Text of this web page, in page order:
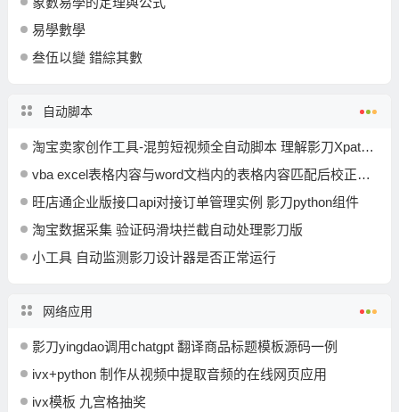
易學數學
叁伍以變 錯綜其數
自动脚本
淘宝卖家创作工具-混剪短视频全自动脚本 理解影刀Xpath跨域获取网页元素指令
vba excel表格内容与word文档内的表格内容匹配后校正写入
旺店通企业版接口api对接订单管理实例 影刀python组件
淘宝数据采集 验证码滑块拦截自动处理影刀版
小工具 自动监测影刀设计器是否正常运行
网络应用
影刀yingdao调用chatgpt 翻译商品标题模板源码一例
ivx+python 制作从视频中提取音频的在线网页应用
ivx模板 九宫格抽奖